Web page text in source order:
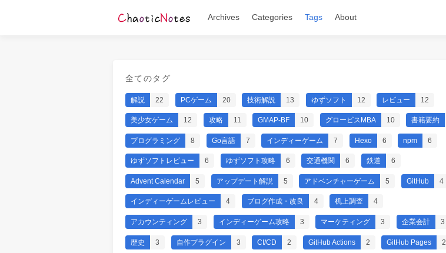
Archives Categories Tags About
全てのタグ
解説 22 PCゲーム 20 技術解説 13 ゆずソフト 12 レビュー 12
美少女ゲーム 12 攻略 11 GMAP-BF 10 グロービスMBA 10 書籍要約
プログラミング 8 Go言語 7 インディーゲーム 7 Hexo 6 npm 6
ゆずソフトレビュー 6 ゆずソフト攻略 6 交通機関 6 鉄道 6
Advent Calendar 5 アップデート解説 5 アドベンチャーゲーム 5 GitHub 4
インディーゲームレビュー 4 ブログ作成・改良 4 机上調査 4
アカウンティング 3 インディーゲーム攻略 3 マーケティング 3 企業会計 3
歴史 3 自作プラグイン 3 CI/CD 2 GitHub Actions 2 GitHub Pages 2